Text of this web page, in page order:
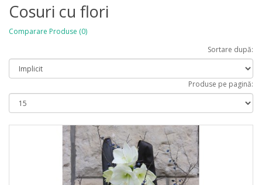
Cosuri cu flori
Comparare Produse (0)
Sortare după:
Produse pe pagină: